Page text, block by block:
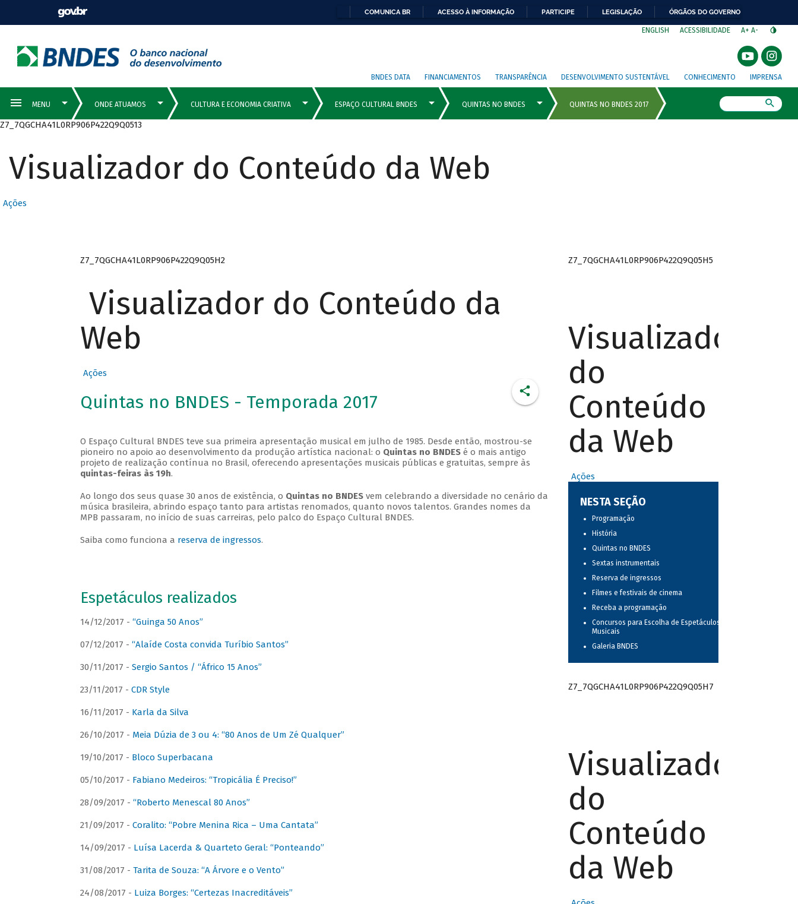
COMUNICA BR ACESSO À INFORMAÇÃO PARTICIPE LEGISLAÇÃO ÓRGÃOS DO GOVERNO
ENGLISH ACESSIBILIDADE A+ A-
BNDES DATA FINANCIAMENTOS TRANSPARÊNCIA DESENVOLVIMENTO SUSTENTÁVEL CONHECIMENTO IMPRENSA
Z7_7QGCHA41L0RP906P422Q9Q0513
Visualizador do Conteúdo da Web
Ações
Z7_7QGCHA41L0RP906P422Q9Q05H2
Visualizador do Conteúdo da
Web
Ações
Quintas no BNDES - Temporada 2017
O Espaço Cultural BNDES teve sua primeira apresentação musical em julho de 1985. Desde então, mostrou-se
pioneiro no apoio ao desenvolvimento da produção artística nacional: o Quintas no BNDESé o mais antigo
projeto de realização contínua no Brasil, oferecendo apresentações musicais públicas e gratuitas, sempre às
quintas-feiras às 19h.
Ao longo dos seus quase 30 anos de existência, o Quintas no BNDESvem celebrando a diversidade no cenário da
música brasileira, abrindo espaço tanto para artistas renomados, quanto novos talentos. Grandes nomes da
MPB passaram, no início de suas carreiras, pelo palco do Espaço Cultural BNDES.
Saiba como funciona a reserva de ingressos.
Espetáculos realizados
14/12/2017 - “Guinga 50 Anos”
07/12/2017 - “Alaíde Costa convida Turíbio Santos”
30/11/2017 - Sergio Santos / “Áfrico 15 Anos”
23/11/2017 - CDR Style
16/11/2017 - Karla da Silva
26/10/2017 - Meia Dúzia de 3 ou 4: “80 Anos de Um Zé Qualquer”
19/10/2017 - Bloco Superbacana
05/10/2017 - Fabiano Medeiros: “Tropicália É Preciso!”
28/09/2017 - “Roberto Menescal 80 Anos”
21/09/2017 - Coralito: “Pobre Menina Rica – Uma Cantata”
14/09/2017 - Luísa Lacerda & Quarteto Geral: “Ponteando”
31/08/2017 - Tarita de Souza: “A Árvore e o Vento”
24/08/2017 - Luiza Borges: “Certezas Inacreditáveis”
Z7_7QGCHA41L0RP906P422Q9Q05H5
Visualizador
do
Conteúdo
da Web
Ações
NESTA SEÇÃO
Programação
História
Quintas no BNDES
Sextas instrumentais
Reserva de ingressos
Filmes e festivais de cinema
Receba a programação
Concursos para Escolha de Espetáculos
Musicais
Galeria BNDES
Z7_7QGCHA41L0RP906P422Q9Q05H7
Visualizador
do
Conteúdo
da Web